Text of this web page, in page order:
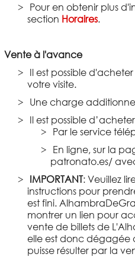
Pour en obtenir plus
section Horaires.
Vente à l'avance
Il est possible
votre visite.
Une charge
Il est possible
Par le service
En ligne, sur la
patronato.es/
IMPORTANT: Veuillez
instructions pour
est fini.
montrer un lien pour
vente de billets de
elle est donc dégagée
puisse résulter par la